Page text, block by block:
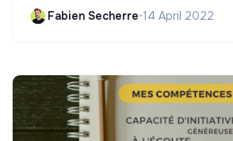
Fabien Secherre•14 April 2022